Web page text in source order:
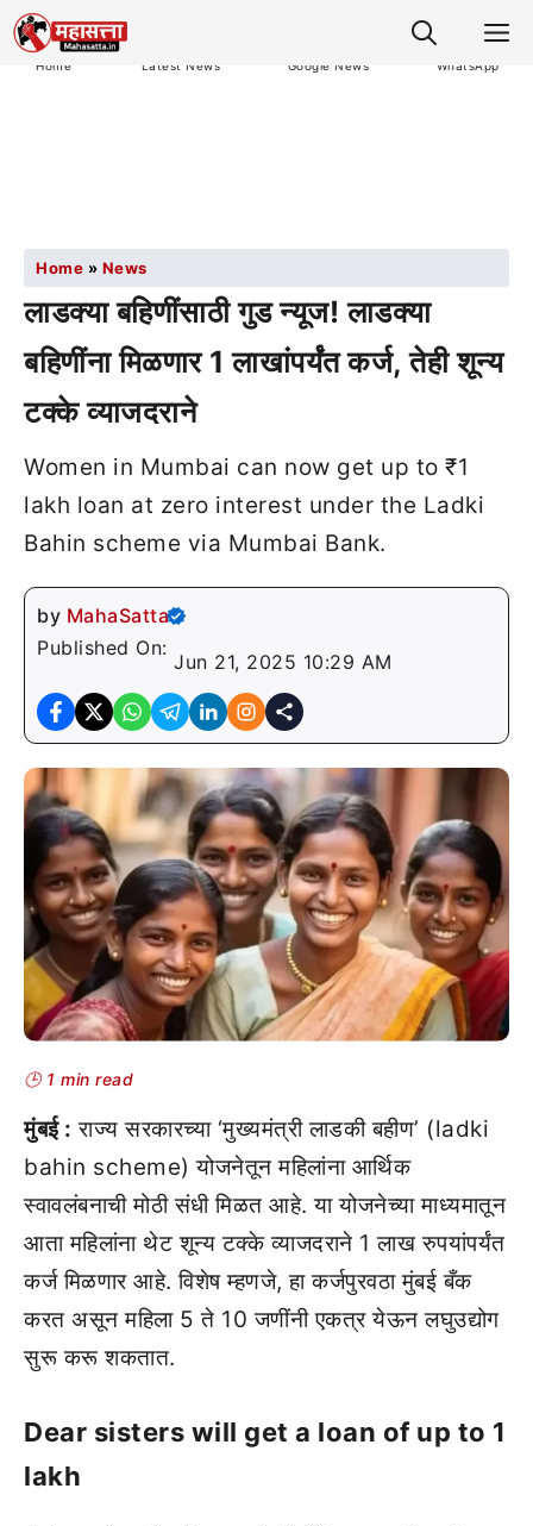
Home Latest News Google News WhatsApp
Home » News
लाडक्या बहिणींसाठी गुड न्यूज! लाडक्या
बहिणींना मिळणार 1 लाखांपर्यंत कर्ज, तेही शून्य
टक्के व्याजदराने
Women in Mumbai can now get up to ₹1
lakh loan at zero interest under the Ladki
Bahin scheme via Mumbai Bank.
by MahaSatta
Published On:
Jun 21, 2025 10:29 AM
🕒 1 min read
मुंबई : राज्य सरकारच्या ‘मुख्यमंत्री लाडकी बहीण’ (ladki
bahin scheme) योजनेतून महिलांना आर्थिक
स्वावलंबनाची मोठी संधी मिळत आहे. या योजनेच्या माध्यमातून
आता महिलांना थेट शून्य टक्के व्याजदराने 1 लाख रुपयांपर्यंत
कर्ज मिळणार आहे. विशेष म्हणजे, हा कर्जपुरवठा मुंबई बँक
करत असून महिला 5 ते 10 जणींनी एकत्र येऊन लघुउद्योग
सुरू करू शकतात.
Dear sisters will get a loan of up to 1
lakh